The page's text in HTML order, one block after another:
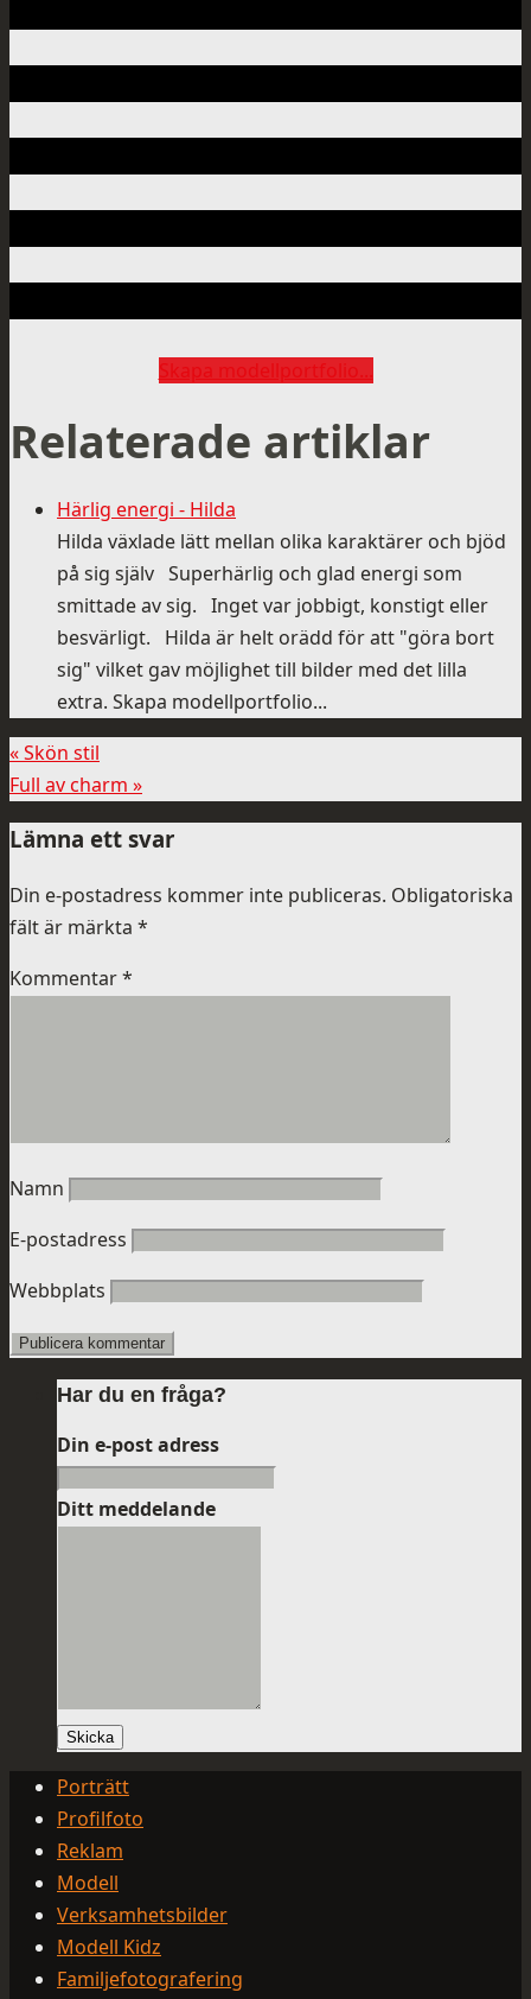
Skapa modellportfolio...
Relaterade artiklar
Härlig energi - Hilda
Hilda växlade lätt mellan olika karaktärer och bjöd
på sig själv Superhärlig och glad energi som
smittade av sig. Inget var jobbigt, konstigt eller
besvärligt. Hilda är helt orädd för att "göra bort
sig" vilket gav möjlighet till bilder med det lilla
extra. Skapa modellportfolio...
«Skön stil
Full av charm »
Lämna ett svar
Din e-postadress kommer inte publiceras. Obligatoriska
fält är märkta *
Kommentar*
Namn
E-postadress
Webbplats
Har du en fråga?
Din e-post adress
Ditt meddelande
Skicka
Porträtt
Profilfoto
Reklam
Modell
Verksamhetsbilder
Modell Kidz
Familjefotografering